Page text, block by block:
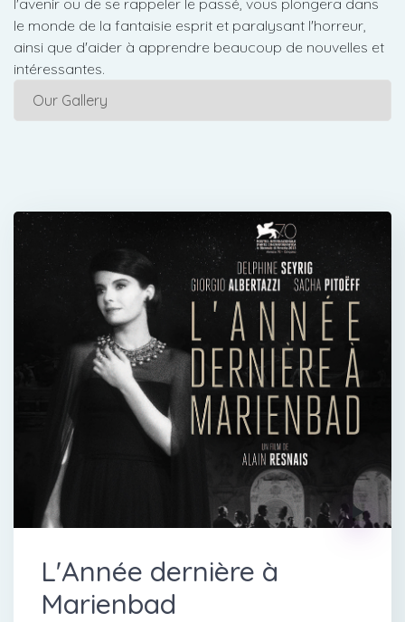
le monde de la fantaisie esprit et paralysant l'horreur,
ainsi que d'aider à apprendre beaucoup de nouvelles et
intéressantes.
L'Année dernière à
Marienbad